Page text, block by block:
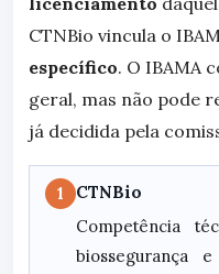
CTNBio vincula o
específico. O IBAMA
geral, mas não pode
já decidida pela
1
CTNBio
Competência
biossegurança